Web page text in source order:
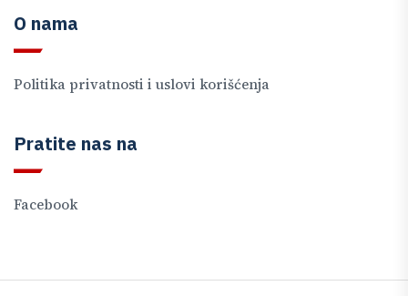
O nama
Politika privatnosti i uslovi korišćenja
Pratite nas na
Facebook